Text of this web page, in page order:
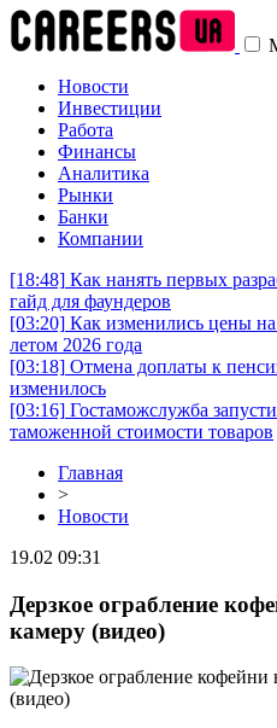
Новости
Инвестиции
Работа
Финансы
Аналитика
Рынки
Банки
Компании
[18:48] Как нанять первых
гайд для фаундеров
[03:20] Как изменились цены
летом 2026 года
[03:18] Отмена доплаты к
изменилось
[03:16] Гостаможслужба
таможенной стоимости товаров
Главная
>
Новости
19.02 09:31
Дерзкое ограбление
камеру (видео)